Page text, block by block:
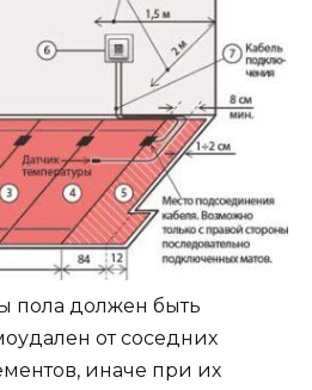
пола должен быть
от соседних
иначе при их